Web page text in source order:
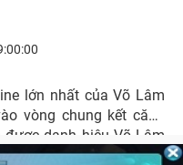
lớn nhất của Võ Lâm
vòng chung kết căng
danh hiệu Võ Lâm